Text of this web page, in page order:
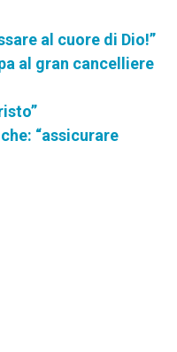
al cuore di Dio!”
al gran cancelliere
“assicurare